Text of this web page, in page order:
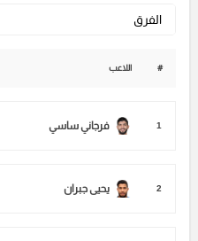
الفرق
# اللاعب
1 فرجاني ساسي
2 يحيى جبران